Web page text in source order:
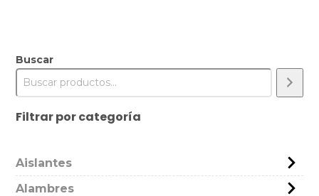
Buscar
Filtrar por categoría
Aislantes
Alambres